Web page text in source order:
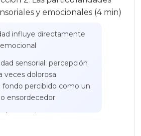
en la comunicación
sociales:
faciales, el lenguaje
intereses o
restringidos y
pasiones intensas,
sensibilidad sensorial
y emocionales (4 min)
influye directamente
sensorial: percepción
veces dolorosa
fondo percibido como un
ensordecedor
agresiva